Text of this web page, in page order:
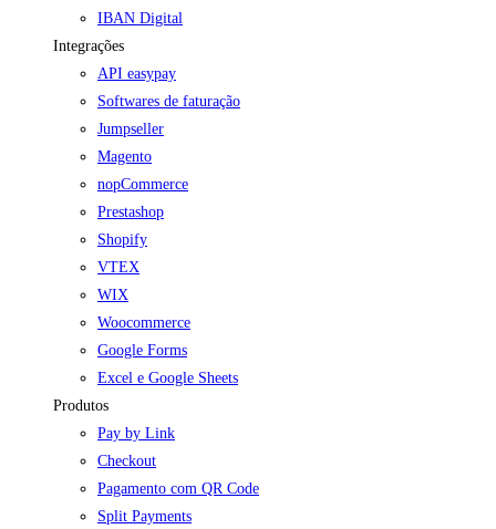
IBAN Digital
Integrações
API easypay
Softwares de faturação
Jumpseller
Magento
nopCommerce
Prestashop
Shopify
VTEX
WIX
Woocommerce
Google Forms
Excel e Google Sheets
Produtos
Pay by Link
Checkout
Pagamento com QR Code
Split Payments